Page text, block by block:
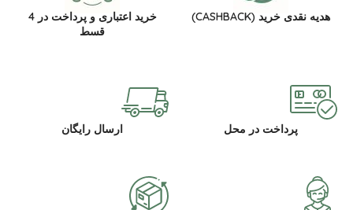
هدیه نقدی خرید (CASHBACK)
خرید اعتباری و پرداخت در 4
قسط
پرداخت در محل ارسال رایگان